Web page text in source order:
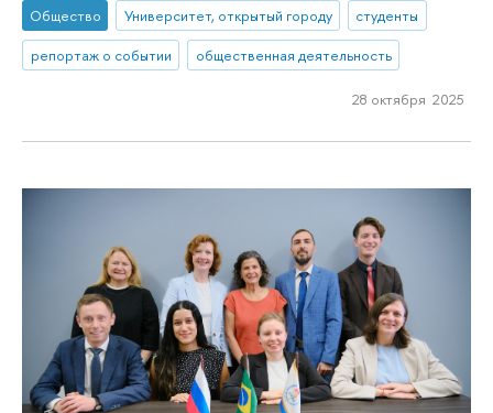
Общество Университет, открытый городу
студенты
репортаж о событии
общественная деятельность
28 октября 2025